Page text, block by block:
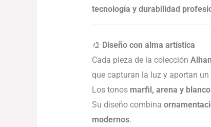
tecnología y durabilidad
🎨 Diseño con alma artística
Cada pieza de la colección
que capturan la luz y aportan
Los tonos marfil, arena y
Su diseño combina
modernos.